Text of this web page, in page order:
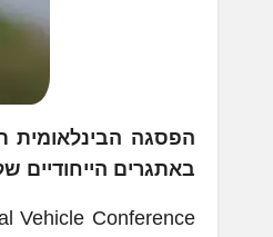
הפסגה הבינלאומית
באתגרים הייחודיים